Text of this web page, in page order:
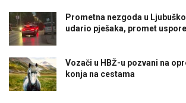
Prometna nezgoda u
udario pješaka, promet
Vozači u HBŽ-u pozvani na
konja na cestama